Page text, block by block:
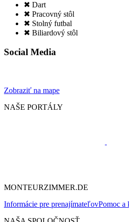
✖ Dart
✖ Pracovný stôl
✖ Stolný futbal
✖ Biliardový stôl
Social Media
Zobraziť na mape
NAŠE PORTÁLY
MONTEURZIMMER.DE
Informácie pre prenajímateľovPomoc a